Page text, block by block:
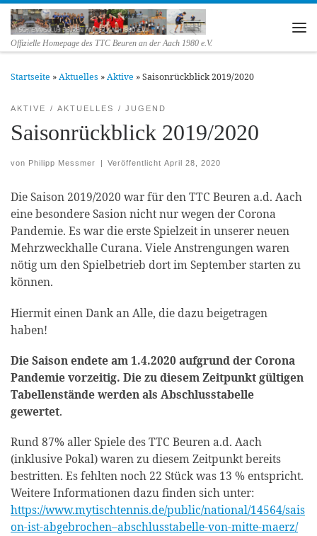
Zum Inhalt springen
Offizielle Homepage des TTC Beuren an der Aach 1980 e.V.
Startseite »Aktuelles »Aktive »Saisonrückblick 2019/2020
AKTIVE AKTUELLES JUGEND
Saisonrückblick 2019/2020
von Philipp Messmer VeröffentlichtApril 28, 2020
Die Saison 2019/2020 war für den TTC Beuren a.d. Aach
eine besondere Sasion nicht nur wegen der Corona
Pandemie. Es war die erste Spielzeit in unserer neuen
Mehrzweckhalle Curana. Viele Anstrengungen waren
nötig um den Spielbetrieb dort im September starten zu
können.
Hiermit einen Dank an Alle, die dazu beigetragen
haben!
Die Saison endete am 1.4.2020 aufgrund der Corona
Pandemievorzeitig. Die zu diesem Zeitpunkt gültigen
Tabellenstände werden als Abschlusstabelle
gewertet.
Rund 87% aller Spiele des TTC Beuren a.d. Aach
(inklusive Pokal) waren zu diesem Zeitpunkt bereits
bestritten. Es fehlten noch 22 Stück was 13 % entspricht.
Weitere Informationen dazu finden sich unter:
https://www.mytischtennis.de/public/national/14564/sais
on-ist-abgebrochen–abschlusstabelle-von-mitte-maerz/